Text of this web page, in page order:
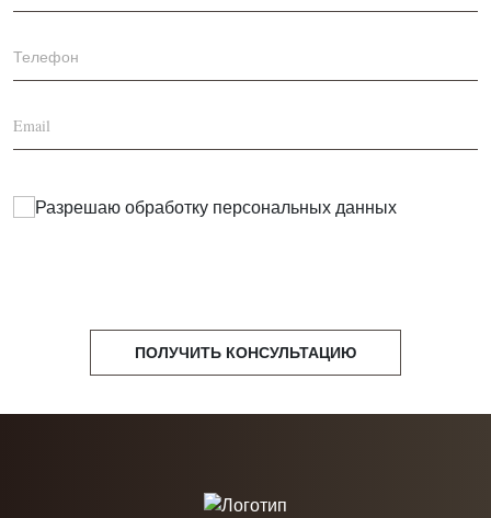
Разрешаю обработку персональных данных
ПОЛУЧИТЬ КОНСУЛЬТАЦИЮ